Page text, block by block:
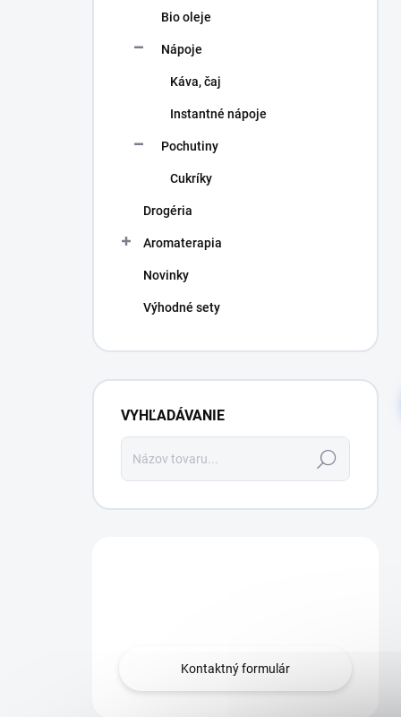
Bio oleje
Nápoje
Káva, čaj
Instantné nápoje
Pochutiny
Cukríky
Drogéria
Aromaterapia
Novinky
Výhodné sety
VYHĽADÁVANIE
Hľadať
Kontaktný formulár